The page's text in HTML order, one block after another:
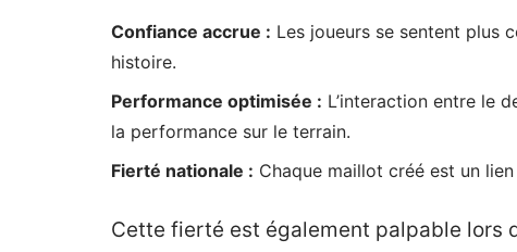
Confiance accrue : Les joueurs se sentent plus
histoire.
Performance optimisée : L’interaction entre le
la performance sur le terrain.
Fierté nationale : Chaque maillot créé est un
Cette fierté est également palpable lors